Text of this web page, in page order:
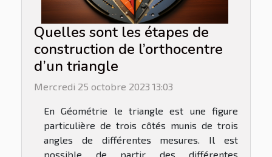
Quelles sont les étapes de
construction de l’orthocentre
d’un triangle
Mercredi 25 octobre 2023 13:03
En Géométrie le triangle est une figure
particulière de trois côtés munis de trois
angles de différentes mesures. Il est
possible de partir des différentes